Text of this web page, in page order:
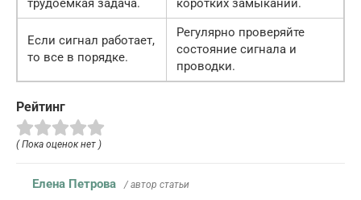
Если сигнал работает,
то все в порядке.
Регулярно проверяйте
состояние сигнала и
проводки.
Рейтинг
( Пока оценок нет )
Елена Петрова / автор статьи